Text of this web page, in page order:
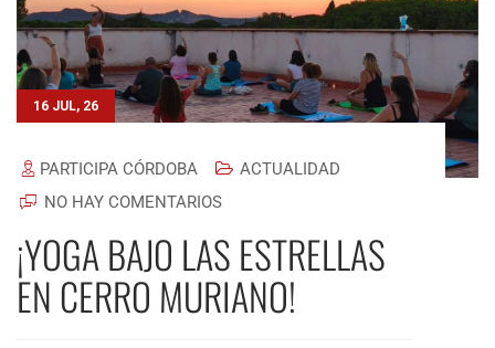
16 JUL, 26
PARTICIPA CÓRDOBA
ACTUALIDAD
NO HAY COMENTARIOS
¡YOGA BAJO LAS ESTRELLAS
EN CERRO MURIANO!